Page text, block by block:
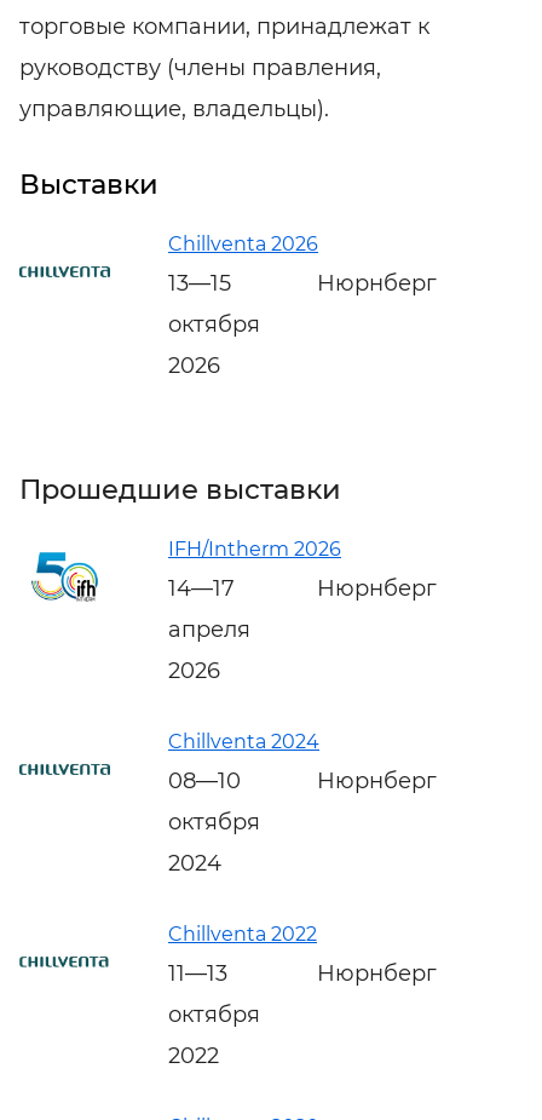
торговые компании, принадлежат к
руководству (члены правления,
управляющие, владельцы).
Выставки
Chillventa 2026
13—15
октября
2026
Нюрнберг
Прошедшие выставки
IFH/Intherm 2026
14—17
апреля
2026
Нюрнберг
Chillventa 2024
08—10
октября
2024
Нюрнберг
Chillventa 2022
11—13
октября
2022
Нюрнберг